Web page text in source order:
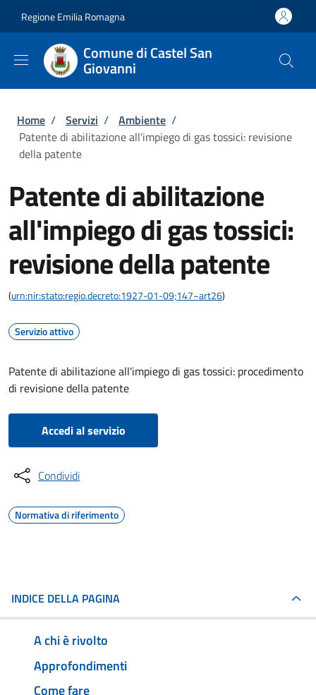
Regione Emilia Romagna
Comune di Castel San
Giovanni
Briciole di pane
Home / Servizi / Ambiente /
Patente di abilitazione all'impiego di gas tossici: revisione
della patente
Patente di abilitazione
all'impiego di gas tossici:
revisione della patente
(urn:nir:stato:regio.decreto:1927-01-09;147~art26)
Servizio attivo
Patente di abilitazione all'impiego di gas tossici: procedimento
di revisione della patente
Accedi al servizio
Condividi
Normativa di riferimento
INDICE DELLA PAGINA
A chi è rivolto
Approfondimenti
Come fare